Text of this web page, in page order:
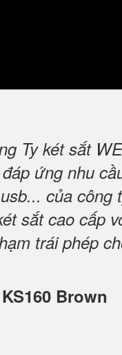
Ty két sắt
ứng nhu
của
sắt cao cấp
trái phép
Brown